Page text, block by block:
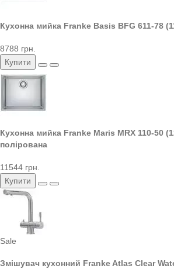
Кухонна мийка Franke Basis BFG 611-78
8788 грн.
Купити
Кухонна мийка Franke Maris MRX 110-50
полірована
11544 грн.
Купити
Sale
Змішувач кухонний Franke Atlas Clear